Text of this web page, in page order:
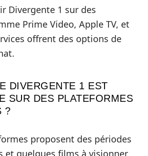
Divergente 1 sur des
Prime Video, Apple TV, et
offrent des options de
DIVERGENTE 1 EST
SUR DES PLATEFORMES
?
proposent des périodes
et quelques films à visionner